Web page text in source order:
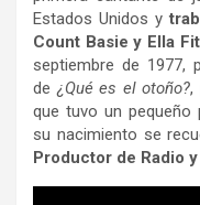
Estados Unidos y
Count Basie y Ella
septiembre de 1977,
de¿Qué es el otoño?,
que tuvo un pequeño
su nacimiento se
Productor de Radio